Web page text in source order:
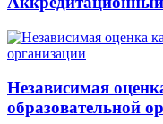
Независимая
образовательной